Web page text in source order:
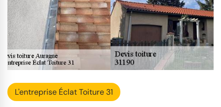
L'entreprise Éclat Toiture 31